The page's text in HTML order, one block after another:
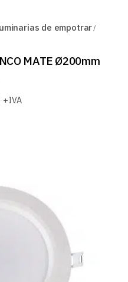
de empotrar
MATE Ø200mm
+IVA